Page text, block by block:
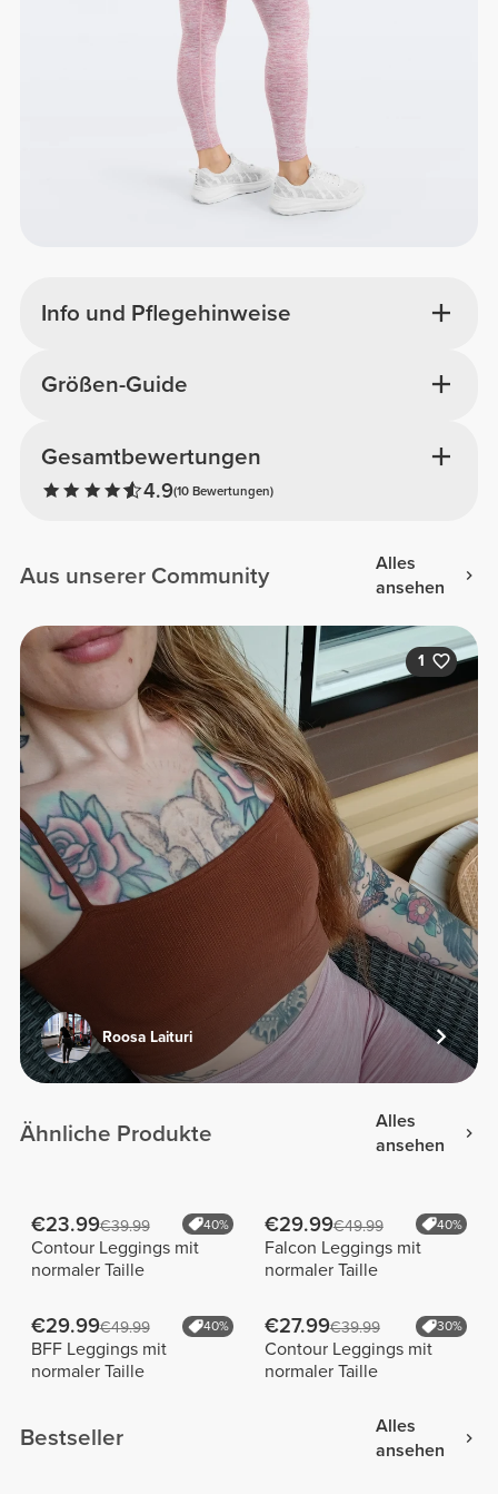
Info und Pflegehinweise
Gesamtbewertungen
4.9(10 Bewertungen)
Größen-Guide
Aus unserer Community
Alles
ansehen
1
Roosa Laituri
Ähnliche Produkte
Alles
ansehen
€23.99€39.99 40%
Contour Leggings mit
normaler Taille
€29.99€49.99 40%
Falcon Leggings mit
normaler Taille
€29.99€49.99 40%
BFF Leggings mit
normaler Taille
€27.99€39.99 30%
Contour Leggings mit
normaler Taille
Bestseller
Alles
ansehen